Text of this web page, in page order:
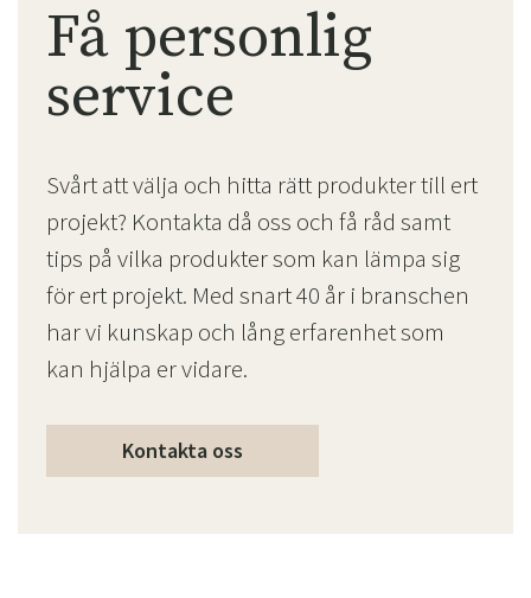
Få personlig
service
Svårt att välja och hitta rätt produkter till ert
projekt? Kontakta då oss och få råd samt
tips på vilka produkter som kan lämpa sig
för ert projekt. Med snart 40 år i branschen
har vi kunskap och lång erfarenhet som
kan hjälpa er vidare.
Kontakta oss